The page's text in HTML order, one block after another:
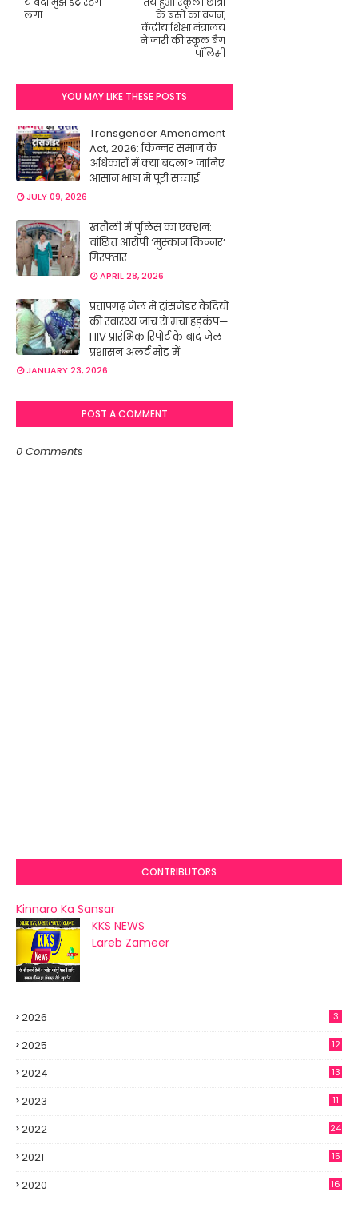
के बस्ते का वजन,
केंद्रीय शिक्षा मंत्रालय
ने जारी की स्कूल बैग
पॉलिसी
लगा....
YOU MAY LIKE THESE POSTS
Transgender Amendment
Act, 2026: किन्नर समाज के
अधिकारों में क्या बदला? जानिए
आसान भाषा में पूरी सच्चाई
JULY 09, 2026
खतौली में पुलिस का एक्शन:
वांछित आरोपी ‘मुस्कान किन्नर’
गिरफ्तार
APRIL 28, 2026
प्रतापगढ़ जेल में ट्रांसजेंडर कैदियों
की स्वास्थ्य जांच से मचा हड़कंप—
HIV प्रारंभिक रिपोर्ट के बाद जेल
प्रशासन अलर्ट मोड में
JANUARY 23, 2026
POST A COMMENT
0 Comments
CONTRIBUTORS
Kinnaro Ka Sansar
KKS NEWS
Lareb Zameer
2026 3
2025 12
2024 13
2023 11
2022 24
2021
15
2020
16